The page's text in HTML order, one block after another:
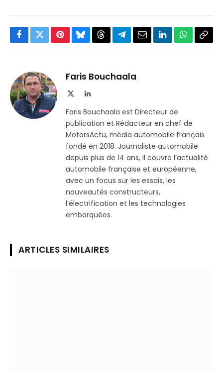
Facebook
TwitterPinterestBlueskyThreadsPartager
Telegram
EmailLinkedInWhatsApp
Faris Bouchaala
LinkedIn
Faris Bouchaala est Directeur de
publication et Rédacteur en chef de
MotorsActu, média automobile français
fondé en 2018. Journaliste automobile
depuis plus de 14 ans, il couvre l’actualité
automobile française et européenne,
avec un focus sur les essais, les
nouveautés constructeurs,
l’électrification et les technologies
embarquées.
ARTICLES SIMILAIRES